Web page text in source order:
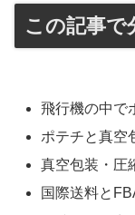
この記事で
飛行機の中で
ポテチと真空
真空包装・圧
国際送料と